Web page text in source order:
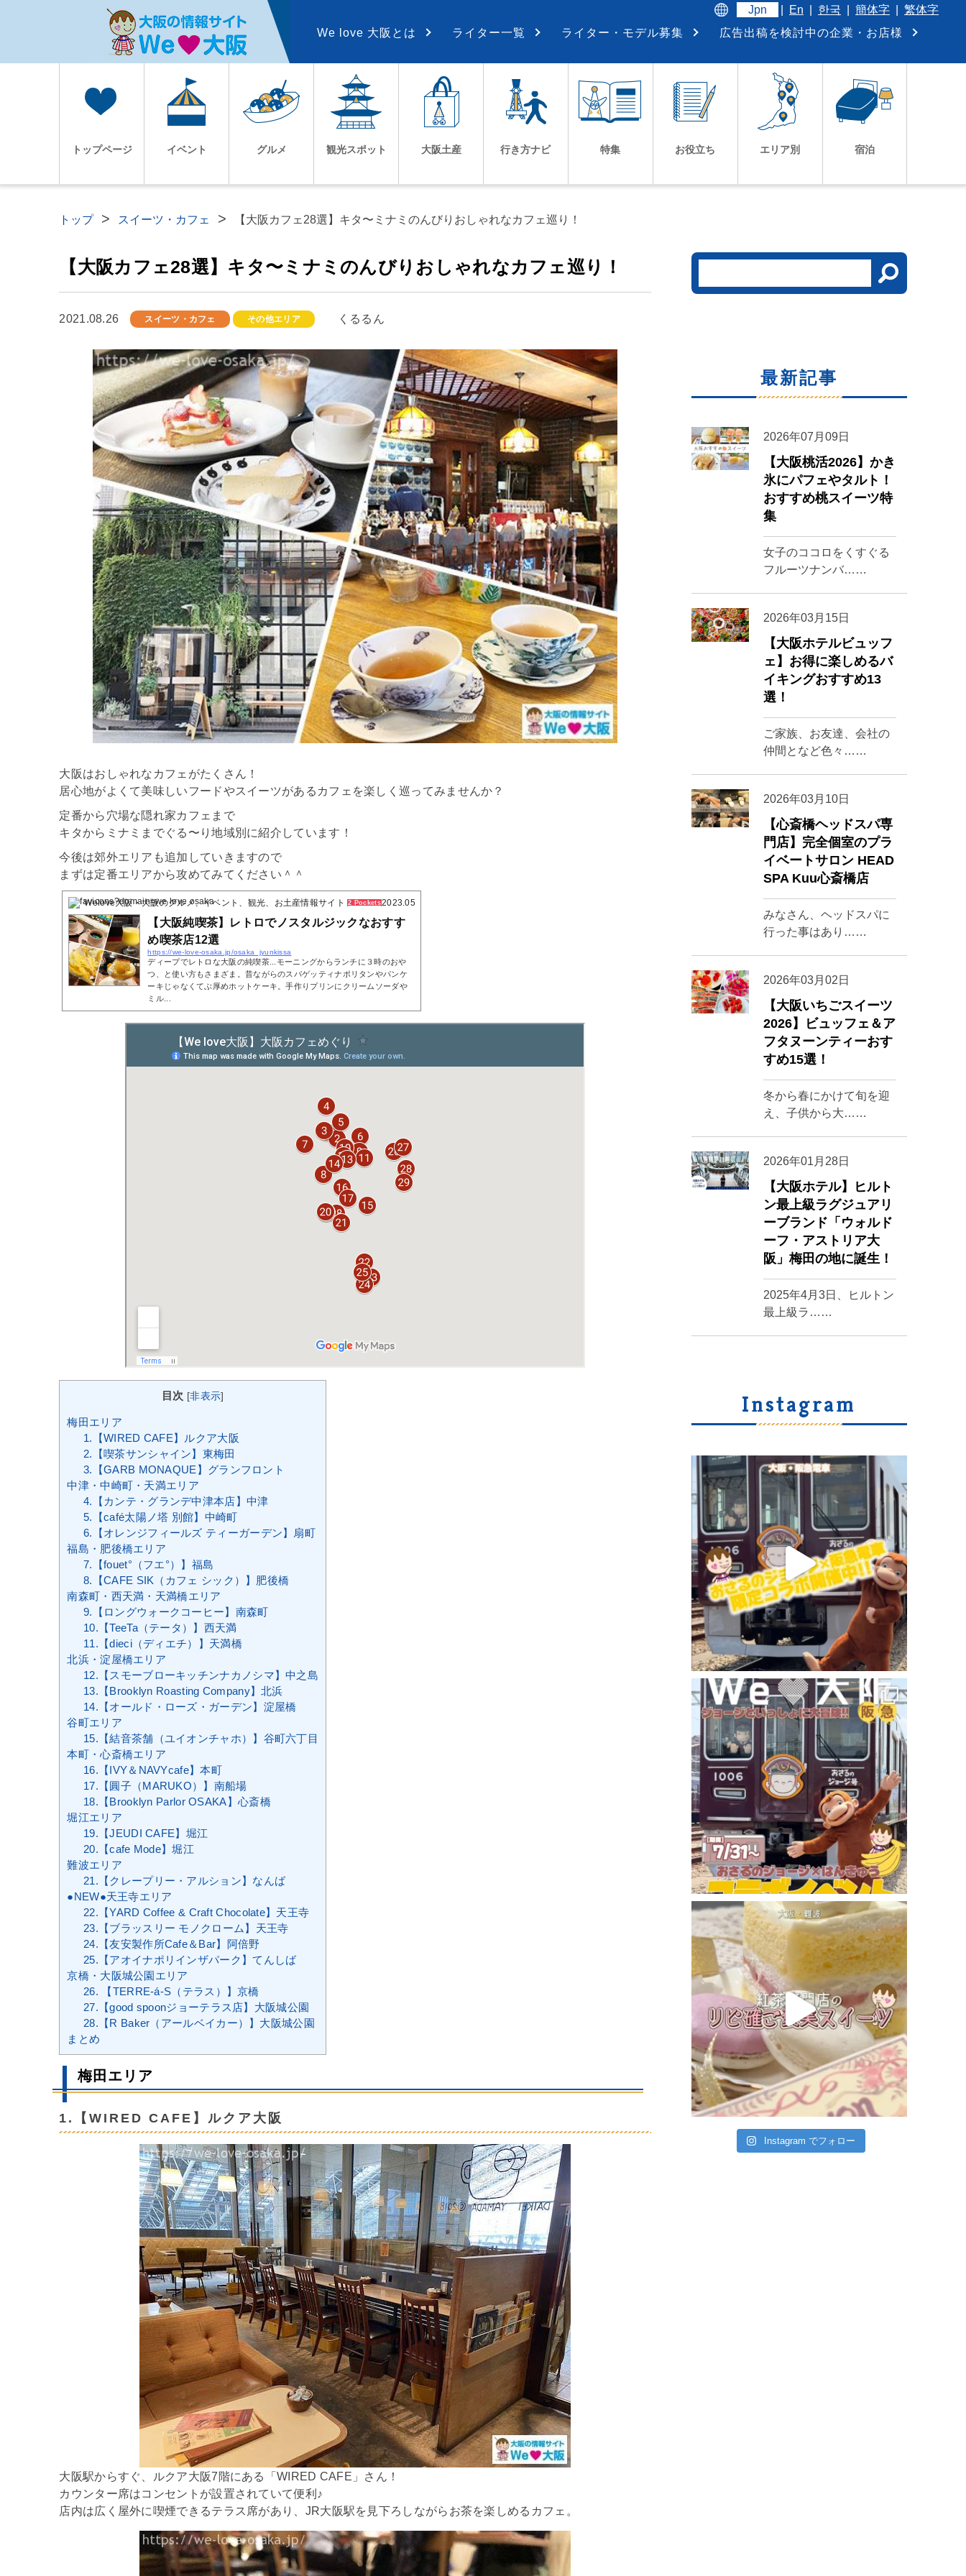
We love 大阪とは ライター一覧 ライター・モデル募集 広告出稿を検討中の企業・お店様
Jpn En 한국 簡体字 繁体字
トップページ イベント グルメ 観光スポット 大阪土産 行き方ナビ 特集 お役立ち エリア別 宿泊
トップ スイーツ・カフェ 【大阪カフェ28選】キタ〜ミナミのんびりおしゃれなカフェ巡り！
【大阪カフェ28選】キタ〜ミナミのんびりおしゃれなカフェ巡り！
2021.08.26 スイーツ・カフェ その他エリア くるるん
大阪はおしゃれなカフェがたくさん！
居心地がよくて美味しいフードやスイーツがあるカフェを楽しく巡ってみませんか？
定番から穴場な隠れ家カフェまで
キタからミナミまでぐる〜り地域別に紹介しています！
今後は郊外エリアも追加していきますので
まずは定番エリアから攻めてみてください＾＾
Welove大阪・大阪のグルメ、イベント、観光、お土産情報サイト 2 Pockets2023.05.18
【大阪純喫茶】レトロでノスタルジックなおすす
め喫茶店12選
https://we-love-osaka.jp/osaka_jyunkissa
ディープでレトロな大阪の純喫茶...モーニングからランチに３時のおや
つ、と使い方もさまざま。昔ながらのスパゲッティナポリタンやパンケ
ーキじゃなくてぶ厚めホットケーキ。手作りプリンにクリームソーダや
ミル...
目次 [非表示]
梅田エリア
1.【WIRED CAFE】ルクア大阪
2.【喫茶サンシャイン】東梅田
3.【GARB MONAQUE】グランフロント
中津・中崎町・天満エリア
4.【カンテ・グランデ中津本店】中津
5.【café太陽ノ塔 別館】中崎町
6.【オレンジフィールズ ティーガーデン】扇町
福島・肥後橋エリア
7.【fouet°（フエ°）】福島
8.【CAFE SIK（カフェ シック）】肥後橋
南森町・西天満・天満橋エリア
9.【ロングウォークコーヒー】南森町
10.【TeeTa（テータ）】西天満
11.【dieci（ディエチ）】天満橋
北浜・淀屋橋エリア
12.【スモーブローキッチンナカノシマ】中之島
13.【Brooklyn Roasting Company】北浜
14.【オールド・ローズ・ガーデン】淀屋橋
谷町エリア
15.【結音茶舗（ユイオンチャホ）】谷町六丁目
本町・心斎橋エリア
16.【IVY＆NAVYcafe】本町
17.【圓子（MARUKO）】南船場
18.【Brooklyn Parlor OSAKA】心斎橋
堀江エリア
19.【JEUDI CAFE】堀江
20.【cafe Mode】堀江
難波エリア
21.【クレープリー・アルション】なんば
●NEW●天王寺エリア
22.【YARD Coffee & Craft Chocolate】天王寺
23.【ブラッスリー モノクローム】天王寺
24.【友安製作所Cafe＆Bar】阿倍野
25.【アオイナポリインザパーク】てんしば
京橋・大阪城公園エリア
26. 【TERRE-á-S（テラス）】京橋
27.【good spoonジョーテラス店】大阪城公園
28.【R Baker（アールベイカー）】大阪城公園
まとめ
梅田エリア
1.【WIRED CAFE】ルクア大阪
大阪駅からすぐ、ルクア大阪7階にある「WIRED CAFE」さん！
カウンター席はコンセントが設置されていて便利♪
店内は広く屋外に喫煙できるテラス席があり、JR大阪駅を見下ろしながらお茶を楽しめるカフェ。
最新記事
2026年07月09日
【大阪桃活2026】かき
氷にパフェやタルト！
おすすめ桃スイーツ特
集
女子のココロをくすぐる
フルーツナンバ……
2026年03月15日
【大阪ホテルビュッフ
ェ】お得に楽しめるバ
イキングおすすめ13
選！
ご家族、お友達、会社の
仲間となど色々……
2026年03月10日
【心斎橋ヘッドスパ専
門店】完全個室のプラ
イベートサロン HEAD
SPA Kuu心斎橋店
みなさん、ヘッドスパに
行った事はあり……
2026年03月02日
【大阪いちごスイーツ
2026】ビュッフェ＆ア
フタヌーンティーおす
すめ15選！
冬から春にかけて旬を迎
え、子供から大……
2026年01月28日
【大阪ホテル】ヒルト
ン最上級ラグジュアリ
ーブランド「ウォルド
ーフ・アストリア大
阪」梅田の地に誕生！
2025年4月3日、ヒルトン
最上級ラ……
Instagram
Instagram でフォロー